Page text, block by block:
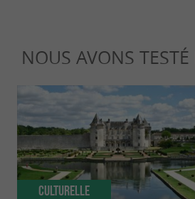
NOUS AVONS TESTÉ
Culturelle